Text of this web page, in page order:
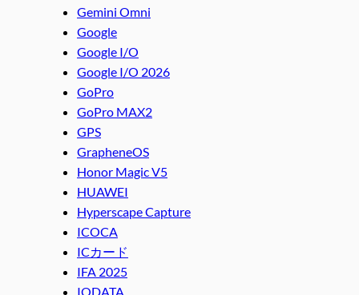
Gemini Omni
Google
Google I/O
Google I/O 2026
GoPro
GoPro MAX2
GPS
GrapheneOS
Honor Magic V5
HUAWEI
Hyperscape Capture
ICOCA
ICカード
IFA 2025
IODATA